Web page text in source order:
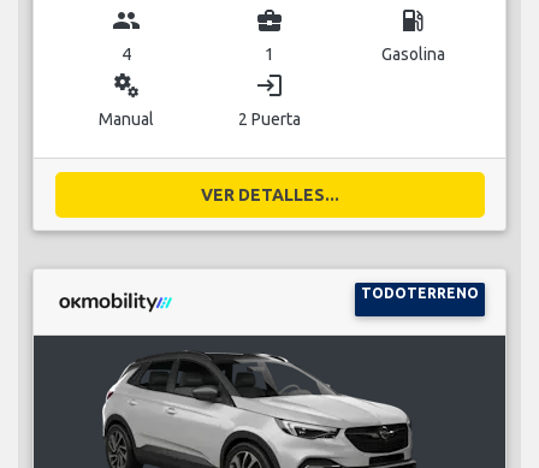
group
4
business_center
1
local_gas_station
Gasolina
miscellaneous_services
Manual
login
2 Puerta
VER DETALLES...
TODOTERRENO